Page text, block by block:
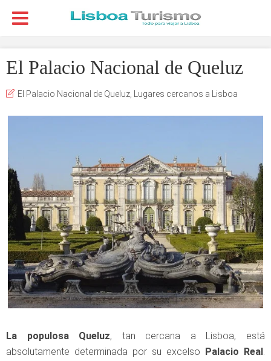
El Palacio Nacional de Queluz
El Palacio Nacional de Queluz Lugares cercanos a Lisboa
La populosa Queluz, tan cercana a Lisboa, está
absolutamente determinada por su excelso
Palacio Real .